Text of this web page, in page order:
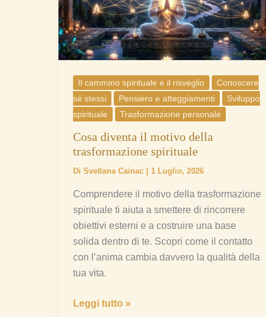
Il cammino spirituale e il risveglio
Conoscere
sé stessi
Pensiero e atteggiamenti
Sviluppo
spirituale
Trasformazione personale
Cosa diventa il motivo della
trasformazione spirituale
Di Svetlana Cainac 1 Luglio, 2026
Comprendere il motivo della trasformazione
spirituale ti aiuta a smettere di rincorrere
obiettivi esterni e a costruire una base
solida dentro di te. Scopri come il contatto
con l’anima cambia davvero la qualità della
tua vita.
della
trasformazione
spirituale
Leggi tutto »